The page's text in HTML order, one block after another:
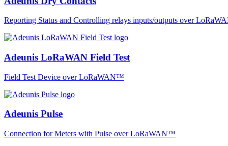
Reporting Status and Controlling relays inputs/outputs over
Adeunis LoRaWAN Field Test
Field Test Device over LoRaWAN™
Adeunis Pulse
Connection for Meters with Pulse over LoRaWAN™